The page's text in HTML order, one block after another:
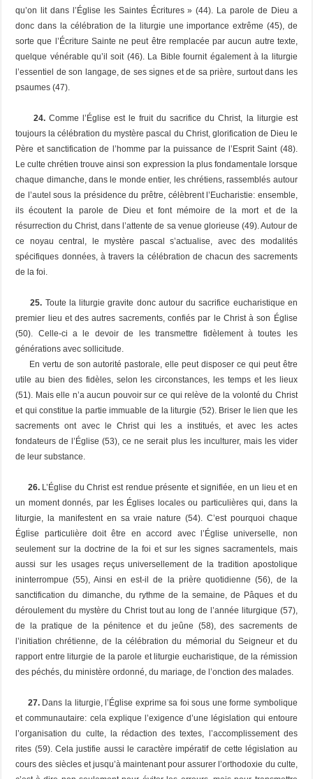
qu’on lit dans l’Église les Saintes Écritures » (44). La parole de Dieu a
donc dans la célébration de la liturgie une importance extrême (45), de
sorte que l’Écriture Sainte ne peut être remplacée par aucun autre texte,
quelque vénérable qu’il soit (46). La Bible fournit également à la liturgie
l’essentiel de son langage, de ses signes et de sa prière, surtout dans les
psaumes (47).
24. Comme l’Église est le fruit du sacrifice du Christ, la liturgie est
toujours la célébration du mystère pascal du Christ, glorification de Dieu le
Père et sanctification de l’homme par la puissance de l’Esprit Saint (48).
Le culte chrétien trouve ainsi son expression la plus fondamentale lorsque
chaque dimanche, dans le monde entier, les chrétiens, rassemblés autour
de l’autel sous la présidence du prêtre, célèbrent l’Eucharistie: ensemble,
ils écoutent la parole de Dieu et font mémoire de la mort et de la
résurrection du Christ, dans l’attente de sa venue glorieuse (49). Autour de
ce noyau central, le mystère pascal s’actualise, avec des modalités
spécifiques données, à travers la célébration de chacun des sacrements
de la foi.
25. Toute la liturgie gravite donc autour du sacrifice eucharistique en
premier lieu et des autres sacrements, confiés par le Christ à son Église
(50). Celle-ci a le devoir de les transmettre fidèlement à toutes les
générations avec sollicitude.
En vertu de son autorité pastorale, elle peut disposer ce qui peut être
utile au bien des fidèles, selon les circonstances, les temps et les lieux
(51). Mais elle n’a aucun pouvoir sur ce qui relève de la volonté du Christ
et qui constitue la partie immuable de la liturgie (52). Briser le lien que les
sacrements ont avec le Christ qui les a institués, et avec les actes
fondateurs de l’Église (53), ce ne serait plus les inculturer, mais les vider
de leur substance.
26. L’Église du Christ est rendue présente et signifiée, en un lieu et en
un moment donnés, par les Églises locales ou particulières qui, dans la
liturgie, la manifestent en sa vraie nature (54). C’est pourquoi chaque
Église particulière doit être en accord avec l’Église universelle, non
seulement sur la doctrine de la foi et sur les signes sacramentels, mais
aussi sur les usages reçus universellement de la tradition apostolique
ininterrompue (55), Ainsi en est-il de la prière quotidienne (56), de la
sanctification du dimanche, du rythme de la semaine, de Pâques et du
déroulement du mystère du Christ tout au long de l’année liturgique (57),
de la pratique de la pénitence et du jeûne (58), des sacrements de
l’initiation chrétienne, de la célébration du mémorial du Seigneur et du
rapport entre liturgie de la parole et liturgie eucharistique, de la rémission
des péchés, du ministère ordonné, du mariage, de l’onction des malades.
27. Dans la liturgie, l’Église exprime sa foi sous une forme symbolique
et communautaire: cela explique l’exigence d’une législation qui entoure
l’organisation du culte, la rédaction des textes, l’accomplissement des
rites (59). Cela justifie aussi le caractère impératif de cette législation au
cours des siècles et jusqu’à maintenant pour assurer l’orthodoxie du culte,